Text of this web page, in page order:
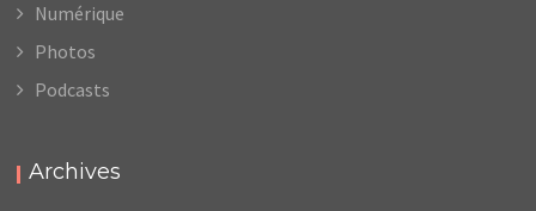
Numérique
Photos
Podcasts
Archives